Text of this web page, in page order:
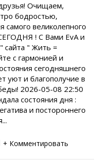
Очищаем,
бодростью,
самого великолепного
! С Вами EvA и
сайта " Жить =
с гармонией и
сегодняшнего
уют и благополучие в
2026-05-08 22:50
состояния дня :
и постороннего
+ Комментировать